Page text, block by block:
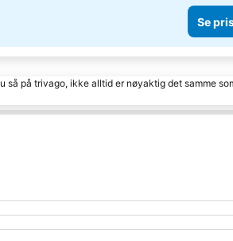
Se
på trivago, ikke alltid er nøyaktig det samme